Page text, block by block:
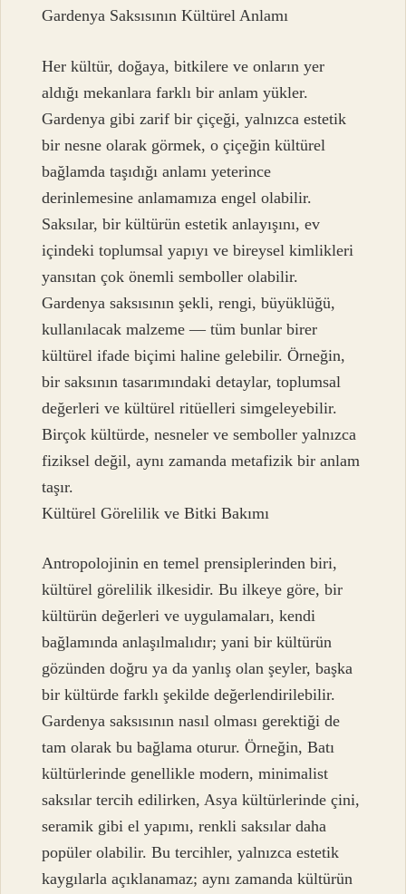
Gardenya Saksısının Kültürel Anlamı
Her kültür, doğaya, bitkilere ve onların yer
aldığı mekanlara farklı bir anlam yükler.
Gardenya gibi zarif bir çiçeği, yalnızca estetik
bir nesne olarak görmek, o çiçeğin kültürel
bağlamda taşıdığı anlamı yeterince
derinlemesine anlamamıza engel olabilir.
Saksılar, bir kültürün estetik anlayışını, ev
içindeki toplumsal yapıyı ve bireysel kimlikleri
yansıtan çok önemli semboller olabilir.
Gardenya saksısının şekli, rengi, büyüklüğü,
kullanılacak malzeme — tüm bunlar birer
kültürel ifade biçimi haline gelebilir. Örneğin,
bir saksının tasarımındaki detaylar, toplumsal
değerleri ve kültürel ritüelleri simgeleyebilir.
Birçok kültürde, nesneler ve semboller yalnızca
fiziksel değil, aynı zamanda metafizik bir anlam
taşır.
Kültürel Görelilik ve Bitki Bakımı
Antropolojinin en temel prensiplerinden biri,
kültürel görelilik ilkesidir. Bu ilkeye göre, bir
kültürün değerleri ve uygulamaları, kendi
bağlamında anlaşılmalıdır; yani bir kültürün
gözünden doğru ya da yanlış olan şeyler, başka
bir kültürde farklı şekilde değerlendirilebilir.
Gardenya saksısının nasıl olması gerektiği de
tam olarak bu bağlama oturur. Örneğin, Batı
kültürlerinde genellikle modern, minimalist
saksılar tercih edilirken, Asya kültürlerinde çini,
seramik gibi el yapımı, renkli saksılar daha
popüler olabilir. Bu tercihler, yalnızca estetik
kaygılarla açıklanamaz; aynı zamanda kültürün